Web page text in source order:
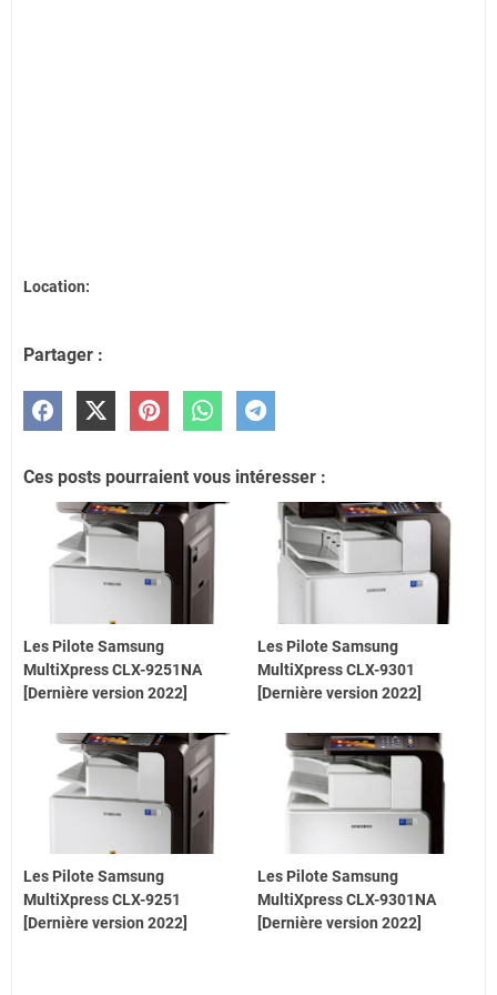
Location:
Partager :
Ces posts pourraient vous intéresser :
Les Pilote Samsung
MultiXpress CLX-9251NA
[Dernière version 2022]
Les Pilote Samsung
MultiXpress CLX-9301
[Dernière version 2022]
Les Pilote Samsung
MultiXpress CLX-9251
[Dernière version 2022]
Les Pilote Samsung
MultiXpress CLX-9301NA
[Dernière version 2022]